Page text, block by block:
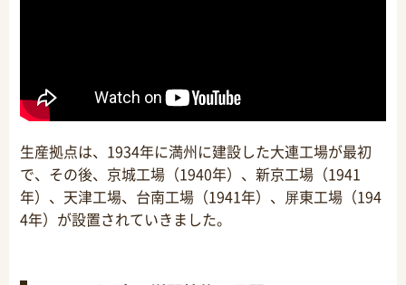
生産拠点は、1934年に満州に建設した大連工場が最初
で、その後、京城工場（1940年）、新京工場（1941
年）、天津工場、台南工場（1941年）、屏東工場（194
4年）が設置されていきました。